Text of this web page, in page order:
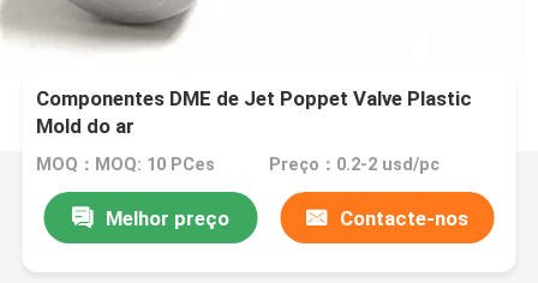
Componentes DME de Jet Poppet Valve Plastic
Mold do ar
MOQ：MOQ: 10 PCes Preço：0.2-2 usd/pc
Melhor preço Contacte-nos